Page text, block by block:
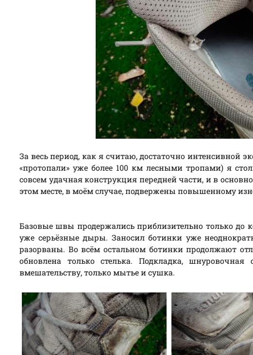
За весь период, как я считаю, достаточно интенсивной
«протопали» уже более 100 км лесными тропами) я
совсем удачная конструкция передней части, и в
этом месте, в моём случае, подвержены повышенному
Базовые швы продержались приблизительно только до
уже серьёзные дыры. Заносил ботинки уже
разорваны. Во всём остальном ботинки продолжают
обновлена только стелька. Подкладка,
вмешательству, только мытье и сушка.